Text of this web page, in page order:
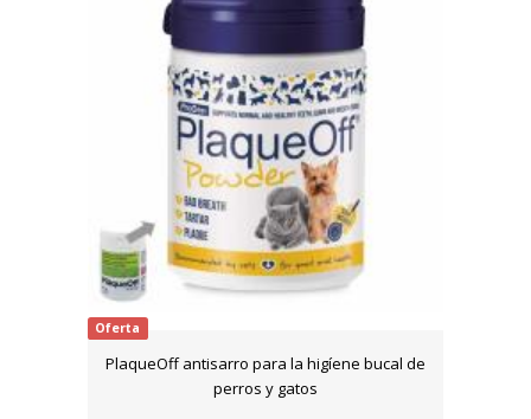
Oferta
PlaqueOff antisarro para la higíene bucal de
perros y gatos